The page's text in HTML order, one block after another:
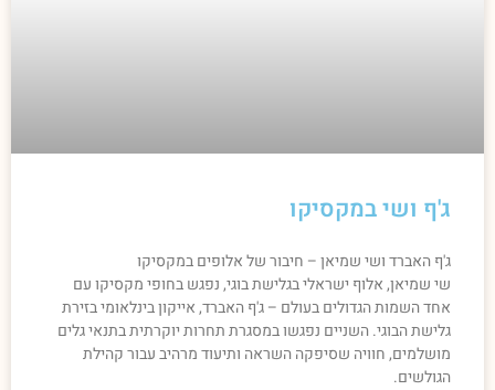
ג'ף ושי במקסיקו
ג'ף האברד ושי שמיאן – חיבור של אלופים במקסיקו
שי שמיאן, אלוף ישראלי בגלישת בוגי, נפגש בחופי מקסיקו עם
אחד השמות הגדולים בעולם – ג'ף האברד, אייקון בינלאומי בזירת
גלישת הבוגי. השניים נפגשו במסגרת תחרות יוקרתית בתנאי גלים
מושלמים, חוויה שסיפקה השראה ותיעוד מרהיב עבור קהילת
הגולשים.